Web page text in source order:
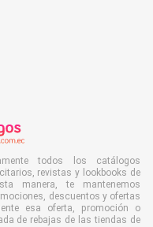
todos los catálogos
revistas y lookbooks de
manera, te mantenemos
descuentos y ofertas
esa oferta, promoción o
de rebajas de las tiendas de